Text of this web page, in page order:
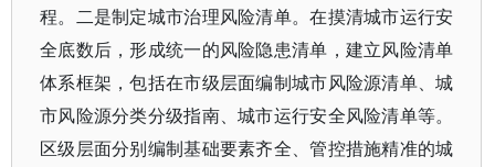
程。二是制定城市治理风险清单。在摸清城市运行安
全底数后，形成统一的风险隐患清单，建立风险清单
体系框架，包括在市级层面编制城市风险源清单、城
市风险源分类分级指南、城市运行安全风险清单等。
区级层面分别编制基础要素齐全、管控措施精准的城